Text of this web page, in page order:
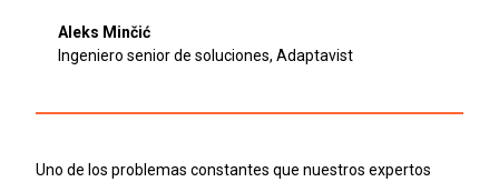
Aleks Minčić
Ingeniero senior de soluciones, Adaptavist
Uno de los problemas constantes que nuestros expertos